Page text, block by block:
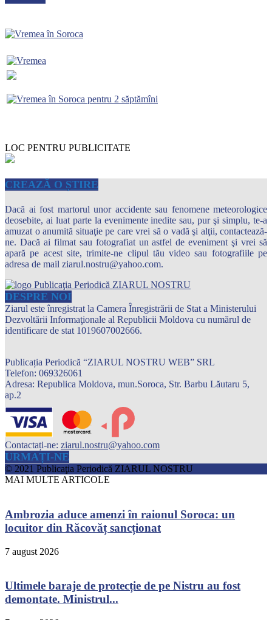
LOC PENTRU PUBLICITATE
CREAZĂ O ȘTIRE
Dacă ai fost martorul unor accidente sau fenomene meteorologice
deosebite, ai luat parte la evenimente inedite sau, pur şi simplu, te-a
amuzat o anumită situaţie pe care vrei să o vadă şi alţii, contactează-
ne. Dacă ai filmat sau fotografiat un astfel de eveniment şi vrei să
apară pe acest site, trimite-ne clipul tău video sau fotografiile pe
adresa de mail ziarul.nostru@yahoo.com.
DESPRE NOI
Ziarul este înregistrat la Camera Înregistrării de Stat a Ministerului
Dezvoltării Informaţionale al Republicii Moldova cu numărul de
identificare de stat 1019607002666.
Publicația Periodică “ZIARUL NOSTRU WEB” SRL
Telefon: 069326061
Adresa: Republica Moldova, mun.Soroca, Str. Barbu Lăutaru 5,
ap.2
Contactați-ne: ziarul.nostru@yahoo.com
URMAȚI-NE
© 2021 Publicaţia Periodică ZIARUL NOSTRU
MAI MULTE ARTICOLE
Ambrozia aduce amenzi în raionul Soroca: un
locuitor din Răcovăț sancționat
7 august 2026
Ultimele baraje de protecție de pe Nistru au fost
demontate. Ministrul...